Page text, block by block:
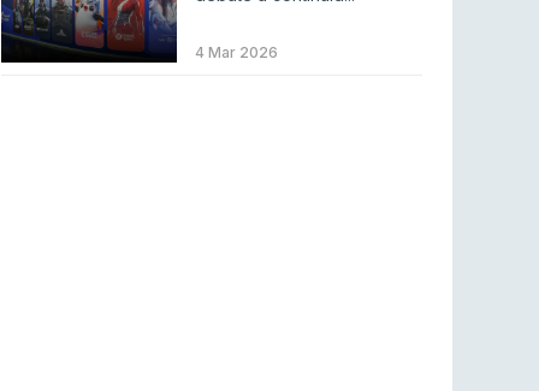
MOUZ surpreende Spirit para vencer BLAST
Bounty
4 Mar 2026